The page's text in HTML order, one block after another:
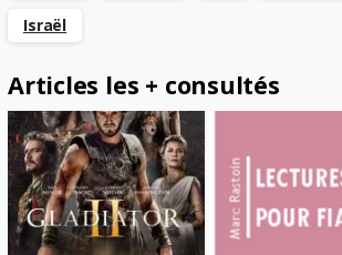
Israël
Articles les + consultés